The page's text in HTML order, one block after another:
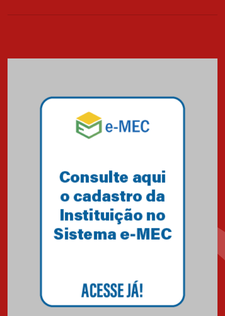
Mackenzie mobiliza campanha
solidária para apoiar famílias em
Minas Gerais
Primeiro culto do ano ressalta o
27.02.2026